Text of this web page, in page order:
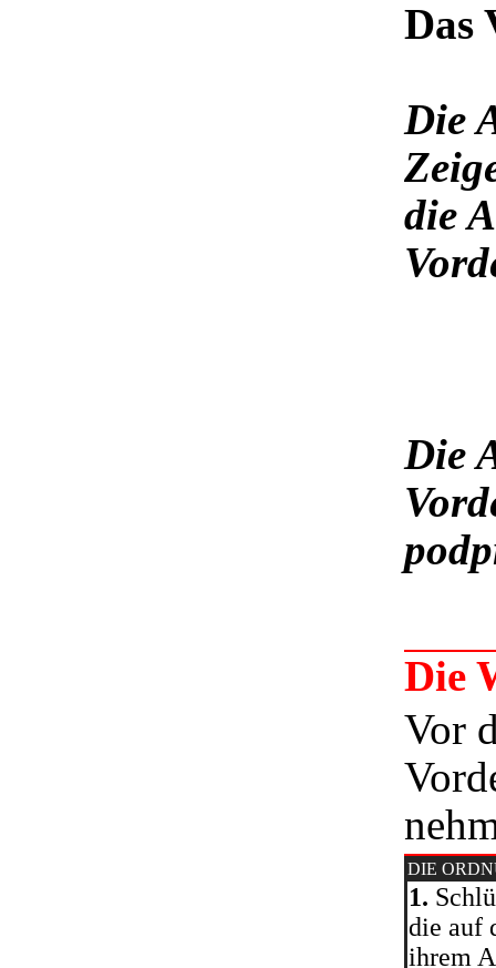
Das
Die
die
Die
Die
Vor
DIE
1.
die auf
ihrem